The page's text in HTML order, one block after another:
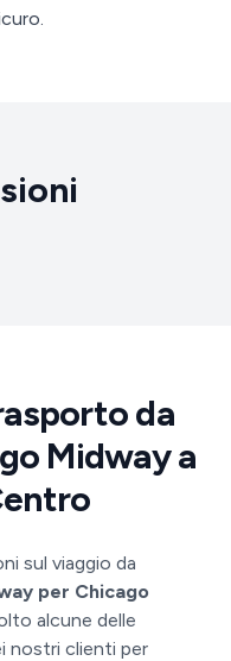
da
Midway a
sul viaggio da
per Chicago
alcune delle
nostri clienti per